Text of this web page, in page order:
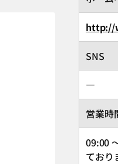
http://
SNS
―
営業時
09:00
ており